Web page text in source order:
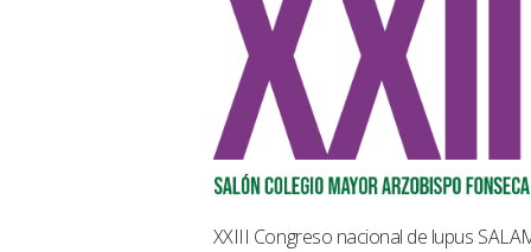
XXIII Congreso nacional de lupus